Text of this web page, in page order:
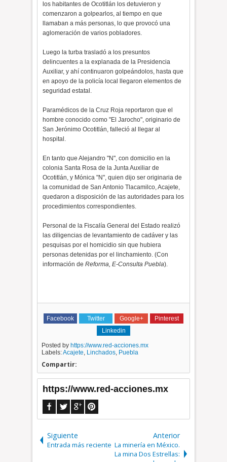
los habitantes de Ocotitlán los detuvieron y
comenzaron a golpearlos, al tiempo en que
llamaban a más personas, lo que provocó una
aglomeración de varios pobladores.
Luego la turba trasladó a los presuntos
delincuentes a la explanada de la Presidencia
Auxiliar, y ahí continuaron golpeándolos, hasta que
en apoyo de la policía local llegaron elementos de
seguridad estatal.
Paramédicos de la Cruz Roja reportaron que el
hombre conocido como "El Jarocho", originario de
San Jerónimo Ocotitlán, falleció al llegar al
hospital.
En tanto que Alejandro "N", con domicilio en la
colonia Santa Rosa de la Junta Auxiliar de
Ocotitlán, y Mónica "N", quien dijo ser originaria de
la comunidad de San Antonio Tlacamilco, Acajete,
quedaron a disposición de las autoridades para los
procedimientos correspondientes.
Personal de la Fiscalía General del Estado realizó
las diligencias de levantamiento de cadáver y las
pesquisas por el homicidio sin que hubiera
personas detenidas por el linchamiento. (Con
información deReforma, E-Consulta Puebla).
Facebook Twitter Google+
Pinterest
Linkedin
Posted by https://www.red-acciones.mx
Labels:Acajete, Linchados, Puebla
Compartir:
https://www.red-acciones.mx
Siguiente
Entrada más reciente
Anterior
La minería en México.
La mina Dos Estrellas: